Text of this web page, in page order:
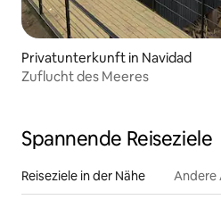
Privatunterkunft in Navidad
Zuflucht des Meeres
Spannende Reiseziele
Reiseziele in der Nähe Andere